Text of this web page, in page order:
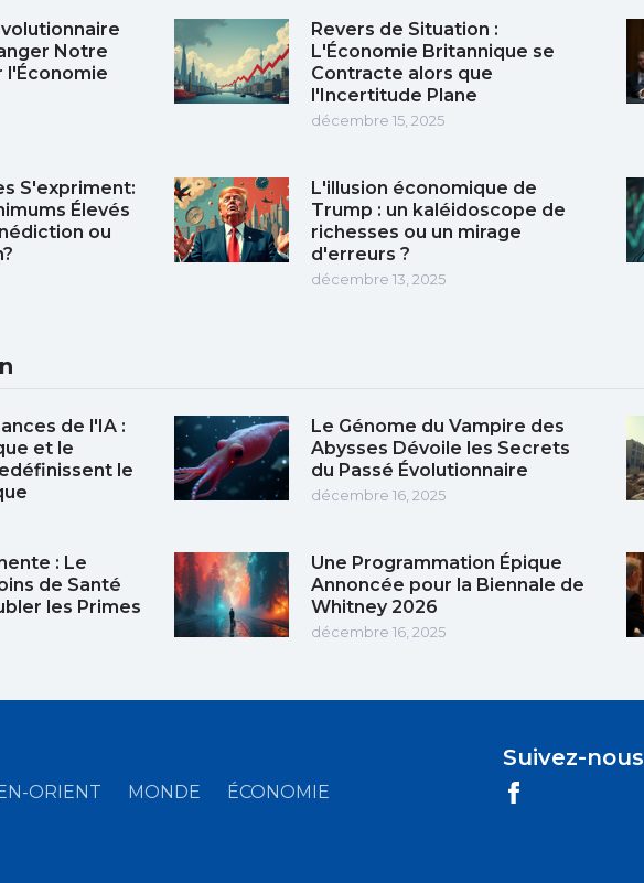
Notre
l'Économie
Revers de Situation :
L'Économie Britannique se
Contracte alors que
l'Incertitude Plane
décembre 15, 2025
S'expriment:
Élevés
ou
L'illusion économique de
Trump : un kaléidoscope de
richesses ou un mirage
d'erreurs ?
décembre 13, 2025
de l'IA :
et le
le
Le Génome du Vampire des
Abysses Dévoile les Secrets
du Passé Évolutionnaire
décembre 16, 2025
: Le
de Santé
les Primes
Une Programmation Épique
Annoncée pour la Biennale de
Whitney 2026
décembre 16, 2025
ORIENT MONDE
ÉCONOMIE
Suivez-nous